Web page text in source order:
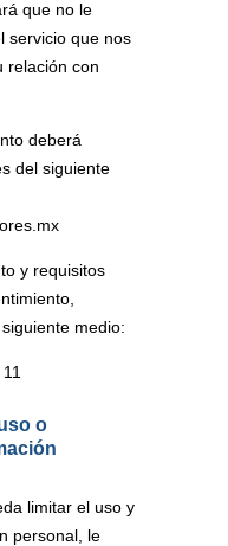
que no le
servicio que nos
relación con
deberá
del siguiente
y requisitos
medio:
o
limitar el uso y
personal, le